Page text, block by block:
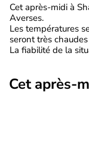
Cet après-midi à
Averses.
Les températures
seront très
La fiabilité de la
Cet après-